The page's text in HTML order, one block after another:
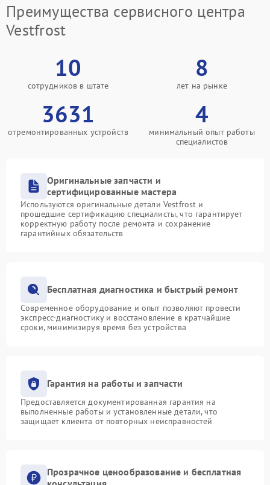
Преимущества сервисного центра
Vestfrost
10
сотрудников в штате
8
лет на рынке
3631
отремонтированных устройств
4
минимальный опыт работы
специалистов
Оригинальные запчасти и
сертифицированные мастера
Используются оригинальные детали Vestfrost и
прошедшие сертификацию специалисты, что гарантирует
корректную работу после ремонта и сохранение
гарантийных обязательств
Бесплатная диагностика и быстрый ремонт
Современное оборудование и опыт позволяют провести
экспресс-диагностику и восстановление в кратчайшие
сроки, минимизируя время без устройства
Гарантия на работы и запчасти
Предоставляется документированная гарантия на
выполненные работы и установленные детали, что
защищает клиента от повторных неисправностей
Прозрачное ценообразование и бесплатная